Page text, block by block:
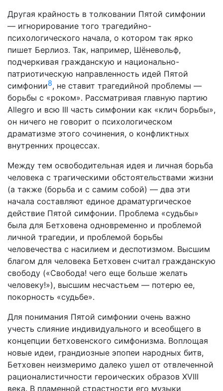
Другая крайность в толковании Пятой симфонии
— игно­рирование того трагедийно-
психологического начала, о кото­ром так ярко
пишет Берлиоз. Так, например, Шёневольф,
подчеркивая гражданскую и национально-
патриотическую направленность идей Пятой
симфонии8, не ставит трагедий­ной проблемы —
борьбы с «роком». Рассматривая главную партию
Allegro и всю III часть симфонии как «клич борьбы»,
он ничего не говорит о психологическом
драматизме этого сочинения, о конфликтных
внутренних процессах.
Между тем освободительная идея и личная борьба
чело­века с трагическими обстоятельствами жизни
(а также (борь­ба и с самим собой) — два эти
начала составляют единое драматургическое
действие Пятой симфонии. Проблема «судьбы»
была для Бетховена одновременно и проблемой
личной трагедии, и проблемой борьбы
человечества с насили­ем и деспотизмом. Высшим
благом для человека Бетховен считал гражданскую
свободу («Свобода! чего еще больше желать
человеку!»), высшим несчастьем — потерю ее,
покор­ность «судьбе».
Для понимания Пятой симфонии очень важно
учесть слияние индивидуального и всеобщего в
концепции бетховен­ского симфонизма. Воплощая
новые идеи, грандиозные эпо­пеи народных битв,
Бетховен неизмеримо далеко ушел от отвлеченной
рационалистичности героических образов XVIII
века. В пламенной страстности его музыки